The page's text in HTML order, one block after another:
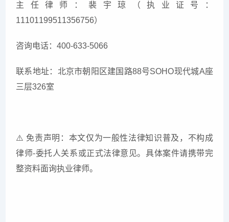
主任律师：裴宇琼（执业证号：
11101199511356756）
咨询电话：400-633-5066
联系地址：北京市朝阳区建国路88号SOHO现代城A座
三层326室
⚠ ️ 免责声明：本文仅为一般性法律知识普及，不构成
律师-委托人关系或正式法律意见。具体案件请携带完
整资料面询执业律师。